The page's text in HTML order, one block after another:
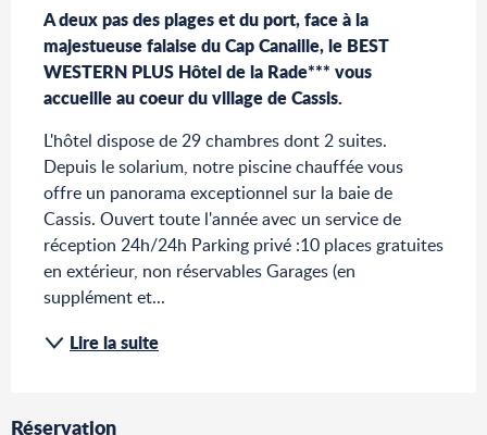
A deux pas des plages et du port, face à la
majestueuse falaise du Cap Canaille, le BEST
WESTERN PLUS Hôtel de la Rade*** vous
accueille au coeur du village de Cassis.
L'hôtel dispose de 29 chambres dont 2 suites.
Depuis le solarium, notre piscine chauffée vous
offre un panorama exceptionnel sur la baie de
Cassis. Ouvert toute l'année avec un service de
réception 24h/24h Parking privé :10 places gratuites
en extérieur, non réservables Garages (en
supplément et...
Lire la suite
Réservation